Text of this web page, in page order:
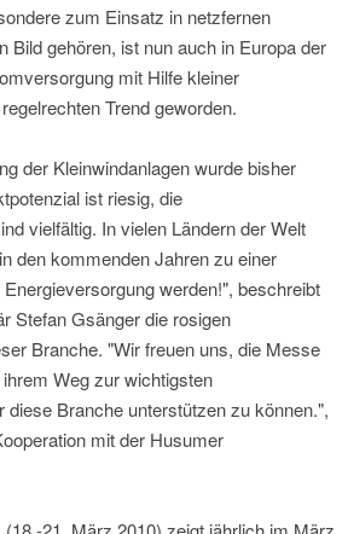
zum Einsatz in netzfernen
Bild gehören, ist nun auch in Europa der
mit Hilfe kleiner
Trend geworden.
der Kleinwindanlagen wurde bisher
ist riesig, die
vielfältig. In vielen Ländern der Welt
den kommenden Jahren zu einer
werden!", beschreibt
Stefan Gsänger die rosigen
Branche. "Wir freuen uns, die Messe
Weg zur wichtigsten
diese Branche unterstützen zu können.",
mit der Husumer